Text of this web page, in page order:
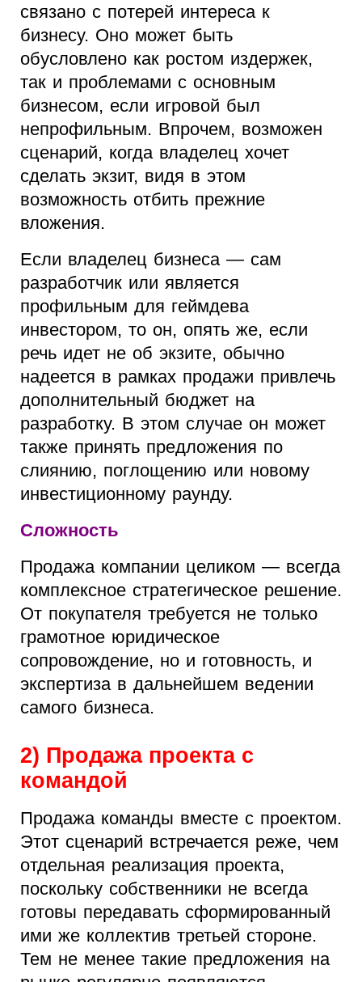
связано с потерей интереса к
бизнесу. Оно может быть
обусловлено как ростом издержек,
так и проблемами с основным
бизнесом, если игровой был
непрофильным. Впрочем, возможен
сценарий, когда владелец хочет
сделать экзит, видя в этом
возможность отбить прежние
вложения.
Если владелец бизнеса — сам
разработчик или является
профильным для геймдева
инвестором, то он, опять же, если
речь идет не об экзите, обычно
надеется в рамках продажи привлечь
дополнительный бюджет на
разработку. В этом случае он может
также принять предложения по
слиянию, поглощению или новому
инвестиционному раунду.
Сложность
Продажа компании целиком — всегда
комплексное стратегическое решение.
От покупателя требуется не только
грамотное юридическое
сопровождение, но и готовность, и
экспертиза в дальнейшем ведении
самого бизнеса.
2) Продажа проекта с
командой
Продажа команды вместе с проектом.
Этот сценарий встречается реже, чем
отдельная реализация проекта,
поскольку собственники не всегда
готовы передавать сформированный
ими же коллектив третьей стороне.
Тем не менее такие предложения на